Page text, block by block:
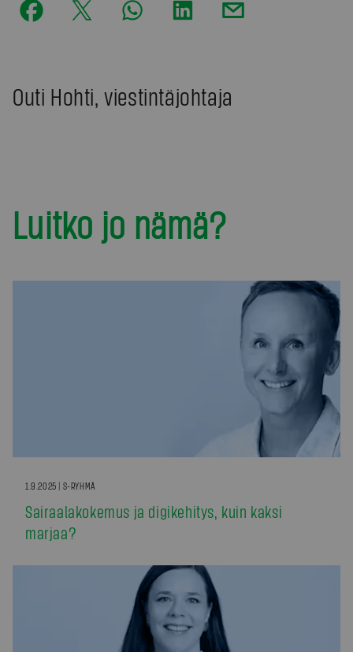
Outi Hohti, viestintäjohtaja
Luitko jo nämä?
1.9.2025 | S-RYHMÄ
Sairaalakokemus ja digikehitys, kuin kaksi
marjaa?